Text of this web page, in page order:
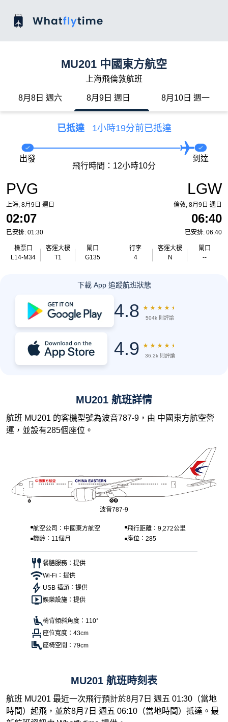
MU201 中國東方航空
上海飛倫敦航班
8月8日 週六 8月9日 週日 8月10日 週一
已抵達 1小時19分前已抵達
PVG
上海, 8月9日 週日
02:07
已安排: 01:30
檢票口
L14-M34
客運大樓
T1
閘口
G135
出發
飛行時間：12小時10分
到達
LGW
倫敦, 8月9日 週日
06:40
已安排: 06:40
行李
4
客運大樓
N
閘口
--
下載 App 追蹤航班狀態
4.8 ★ ★ ★ ★ ★
504k 則評論
4.9 ★ ★ ★ ★ ★
36.2k 則評論
MU201 航班詳情
航班 MU201 的客機型號為波音787-9，由 中國東方航空營
運，並設有285個座位。
波音787-9
航空公司：中國東方航空
飛行距離：9,272公里
機齡：11個月
座位：285
餐膳服務：提供
Wi-Fi：提供
USB 插頭：提供
娛樂設施：提供
椅背傾斜角度：110°
座位寬度：43cm
座椅空間：79cm
MU201 航班時刻表
航班 MU201 最近一次飛行預計於8月7日 週五 01:30（當地
時間）起飛，並於8月7日 週五 06:10（當地時間）抵達。最